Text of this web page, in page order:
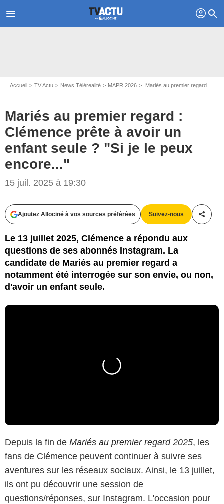
menu profil search
Accueil TV Actu News Télérealité MAPR 2026 Mariés au premier regard : Clémence prête à avoir un enfant seule ? "Si je le peux encore..."
Mariés au premier regard :
Clémence prête à avoir un
enfant seule ? "Si je le peux
encore..."
15 juil. 2025 à 19:30
Ajoutez Allociné à vos sources préférées Suivez-nous
Le 13 juillet 2025, Clémence a répondu aux
questions de ses abonnés Instagram. La
candidate de Mariés au premier regard a
notamment été interrogée sur son envie, ou non,
d'avoir un enfant seule.
Depuis la fin de Mariés au premier regard2025, les
fans de Clémence peuvent continuer à suivre ses
aventures sur les réseaux sociaux. Ainsi, le 13 juillet,
ils ont pu découvrir une session de
questions/réponses, sur Instagram. L'occasion pour